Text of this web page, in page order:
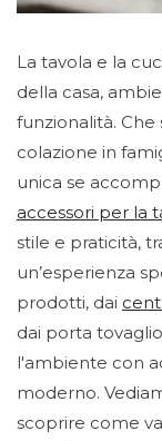
La tavola e la
della casa,
funzionalità. Che
colazione in
unica se
accessori per la
stile e praticità,
un’esperienza
prodotti, dai
dai porta
l'ambiente con
moderno.
scoprire come